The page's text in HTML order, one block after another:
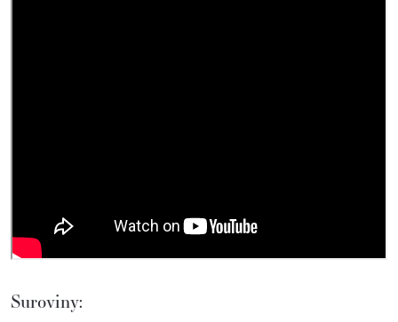
Suroviny: